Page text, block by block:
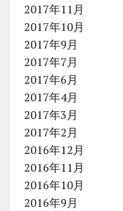
2017年11月
2017年10月
2017年9月
2017年7月
2017年6月
2017年4月
2017年3月
2017年2月
2016年12月
2016年11月
2016年10月
2016年9月